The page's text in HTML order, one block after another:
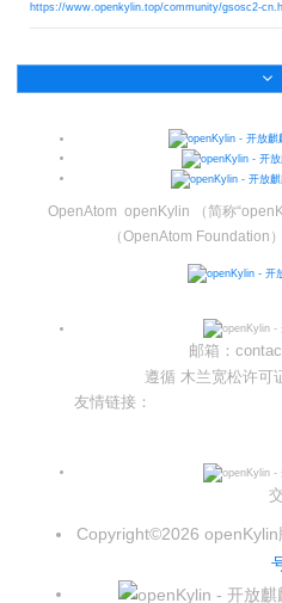
K
y
https://www.openkylin.top/community/gsosc2-
OpenAtom openKylin （简称
（OpenAtom Foundation
邮箱：
遵循 木兰宽松许可
友情链接：
Copyright©2026 openKylin